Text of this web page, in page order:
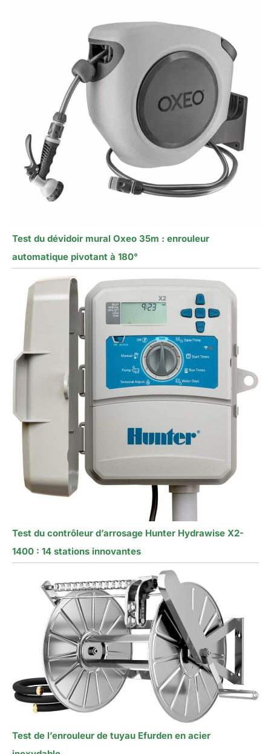
Test du dévidoir mural Oxeo 35m : enrouleur
automatique pivotant à 180°
Test du contrôleur d’arrosage Hunter Hydrawise X2-
1400 : 14 stations innovantes
Test de l’enrouleur de tuyau Efurden en acier